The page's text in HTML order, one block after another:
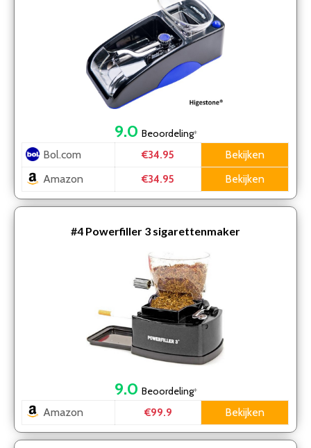
9.0 Beoordeling*
Bol.com €34.95
Bekijken
Amazon
€34.95 Bekijken
#4 Powerfiller 3 sigarettenmaker
9.0 Beoordeling*
Amazon €99.9 Bekijken